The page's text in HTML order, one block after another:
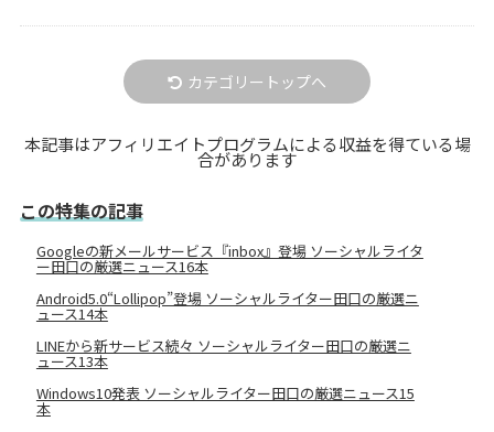
カテゴリートップへ
本記事はアフィリエイトプログラムによる収益を得ている場
合があります
この特集の記事
Googleの新メールサービス『inbox』登場 ソーシャルライタ
ー田口の厳選ニュース16本
Android5.0“Lollipop”登場 ソーシャルライター田口の厳選ニ
ュース14本
LINEから新サービス続々 ソーシャルライター田口の厳選ニ
ュース13本
Windows10発表 ソーシャルライター田口の厳選ニュース15
本